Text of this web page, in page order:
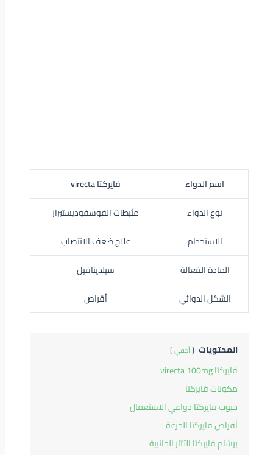
اسم الدواء
فايركتا virecta
نوع الدواء
مثبطات الفوسفوديستيراز
الاستخدام
علاج ضعف الانتصاب
المادة الفعالة
سيلدينافيل
الشكل الدوائي
أقراص
المحتويات أخفي
فايركتا virecta 100mg
مكونات فايركتا
حبوب فايركتا دواعي الاستعمال
أقراص فايركتا الجرعة
برشام فايركتا الآثار الجانبية